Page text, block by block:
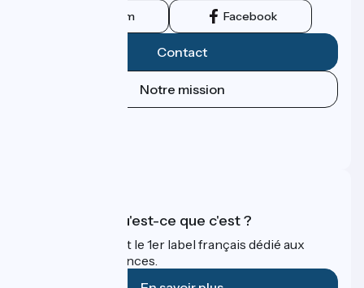
Instagram Facebook
Contact
Notre mission
Accueil Vélo qu'est-ce que c'est ?
Accueil Vélo c'est le 1er label français dédié aux
cyclistes en vacances.